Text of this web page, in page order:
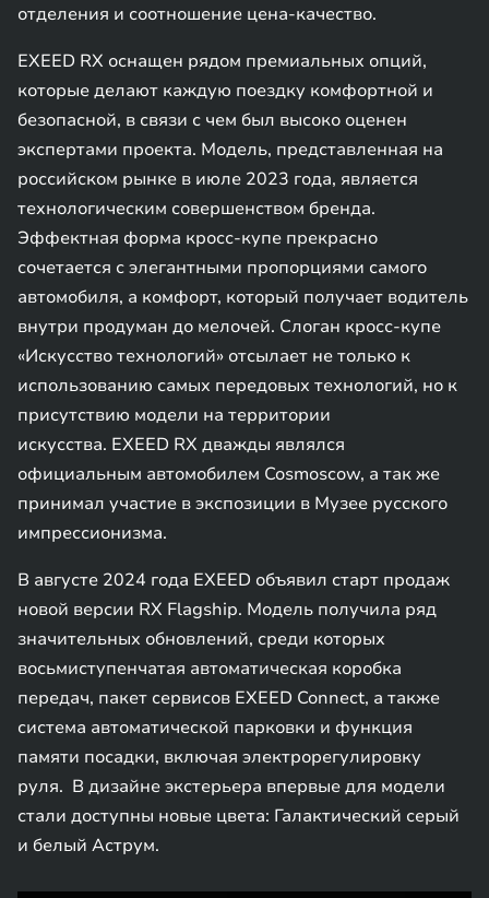
отделения и соотношение цена-качество.
EXEED RX оснащен рядом премиальных опций,
которые делают каждую поездку комфортной и
безопасной, в связи с чем был высоко оценен
экспертами проекта. Модель, представленная на
российском рынке в июле 2023 года, является
технологическим совершенством бренда.
Эффектная форма кросс-купе прекрасно
сочетается с элегантными пропорциями самого
автомобиля, а комфорт, который получает водитель
внутри продуман до мелочей. Слоган кросс-купе
«Искусство технологий» отсылает не только к
использованию самых передовых технологий, но к
присутствию модели на территории
искусства. EXEED RX дважды являлся
официальным автомобилем Cosmoscow, а так же
принимал участие в экспозиции в Музее русского
импрессионизма.
В августе 2024 года EXEED объявил старт продаж
новой версии RX Flagship. Модель получила ряд
значительных обновлений, среди которых
восьмиступенчатая автоматическая коробка
передач, пакет сервисов EXEED Connect, а также
система автоматической парковки и функция
памяти посадки, включая электрорегулировку
руля. В дизайне экстерьера впервые для модели
стали доступны новые цвета: Галактический серый
и белый Аструм.